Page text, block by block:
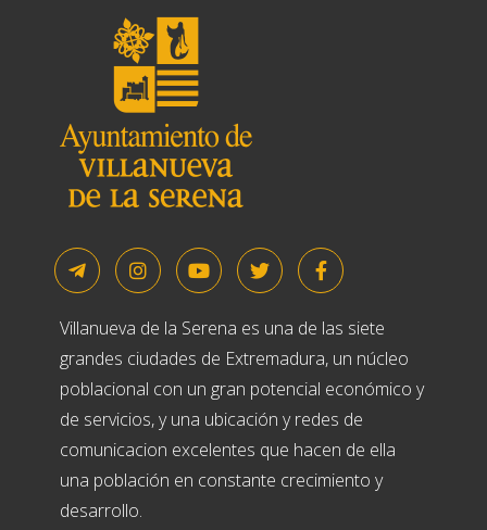
Villanueva de la Serena es una de las siete
grandes ciudades de Extremadura, un núcleo
poblacional con un gran potencial económico y
de servicios, y una ubicación y redes de
comunicacion excelentes que hacen de ella
una población en constante crecimiento y
desarrollo.